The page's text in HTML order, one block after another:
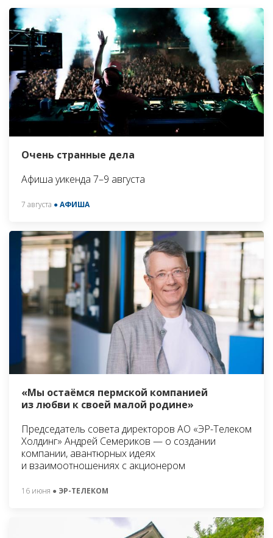
Очень странные дела
Афиша уикенда 7–9 августа
7 августа ● АФИША
«Мы остаёмся пермской компанией
из любви к своей малой родине»
Председатель совета директоров АО «ЭР-Телеком
Холдинг» Андрей Семериков — о создании
компании, авантюрных идеях
и взаимоотношениях с акционером
16 июня ● ЭР-ТЕЛЕКОМ